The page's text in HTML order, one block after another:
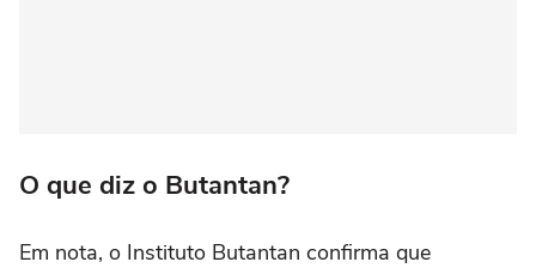
O que diz o Butantan?
Em nota, o Instituto Butantan confirma que